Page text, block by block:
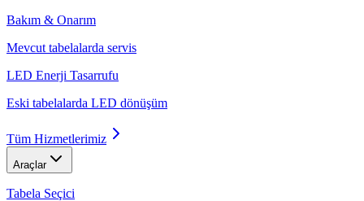
Bakım & Onarım
Mevcut tabelalarda servis
LED Enerji Tasarrufu
Eski tabelalarda LED dönüşüm
Tüm Hizmetlerimiz
Araçlar
Tabela Seçici